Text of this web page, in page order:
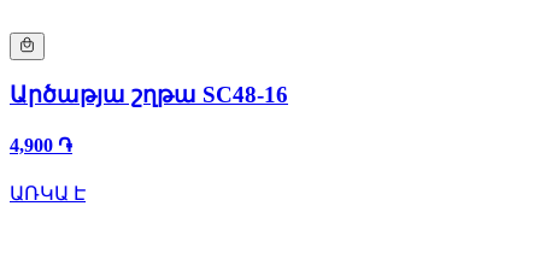
Արծաթյա շղթա SC48-16
4,900 ֏
ԱՌԿԱ Է